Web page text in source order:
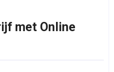
met Online